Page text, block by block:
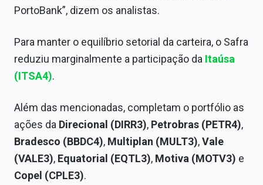
PortoBank”, dizem os analistas.
Para manter o equilíbrio setorial da carteira, o Safra
reduziu marginalmente a participação da Itaúsa
(ITSA4).
Além das mencionadas, completam o portfólio as
ações da Direcional (DIRR3), Petrobras (PETR4),
Bradesco (BBDC4), Multiplan (MULT3),Vale
(VALE3), Equatorial (EQTL3), Motiva (MOTV3) e
Copel (CPLE3).